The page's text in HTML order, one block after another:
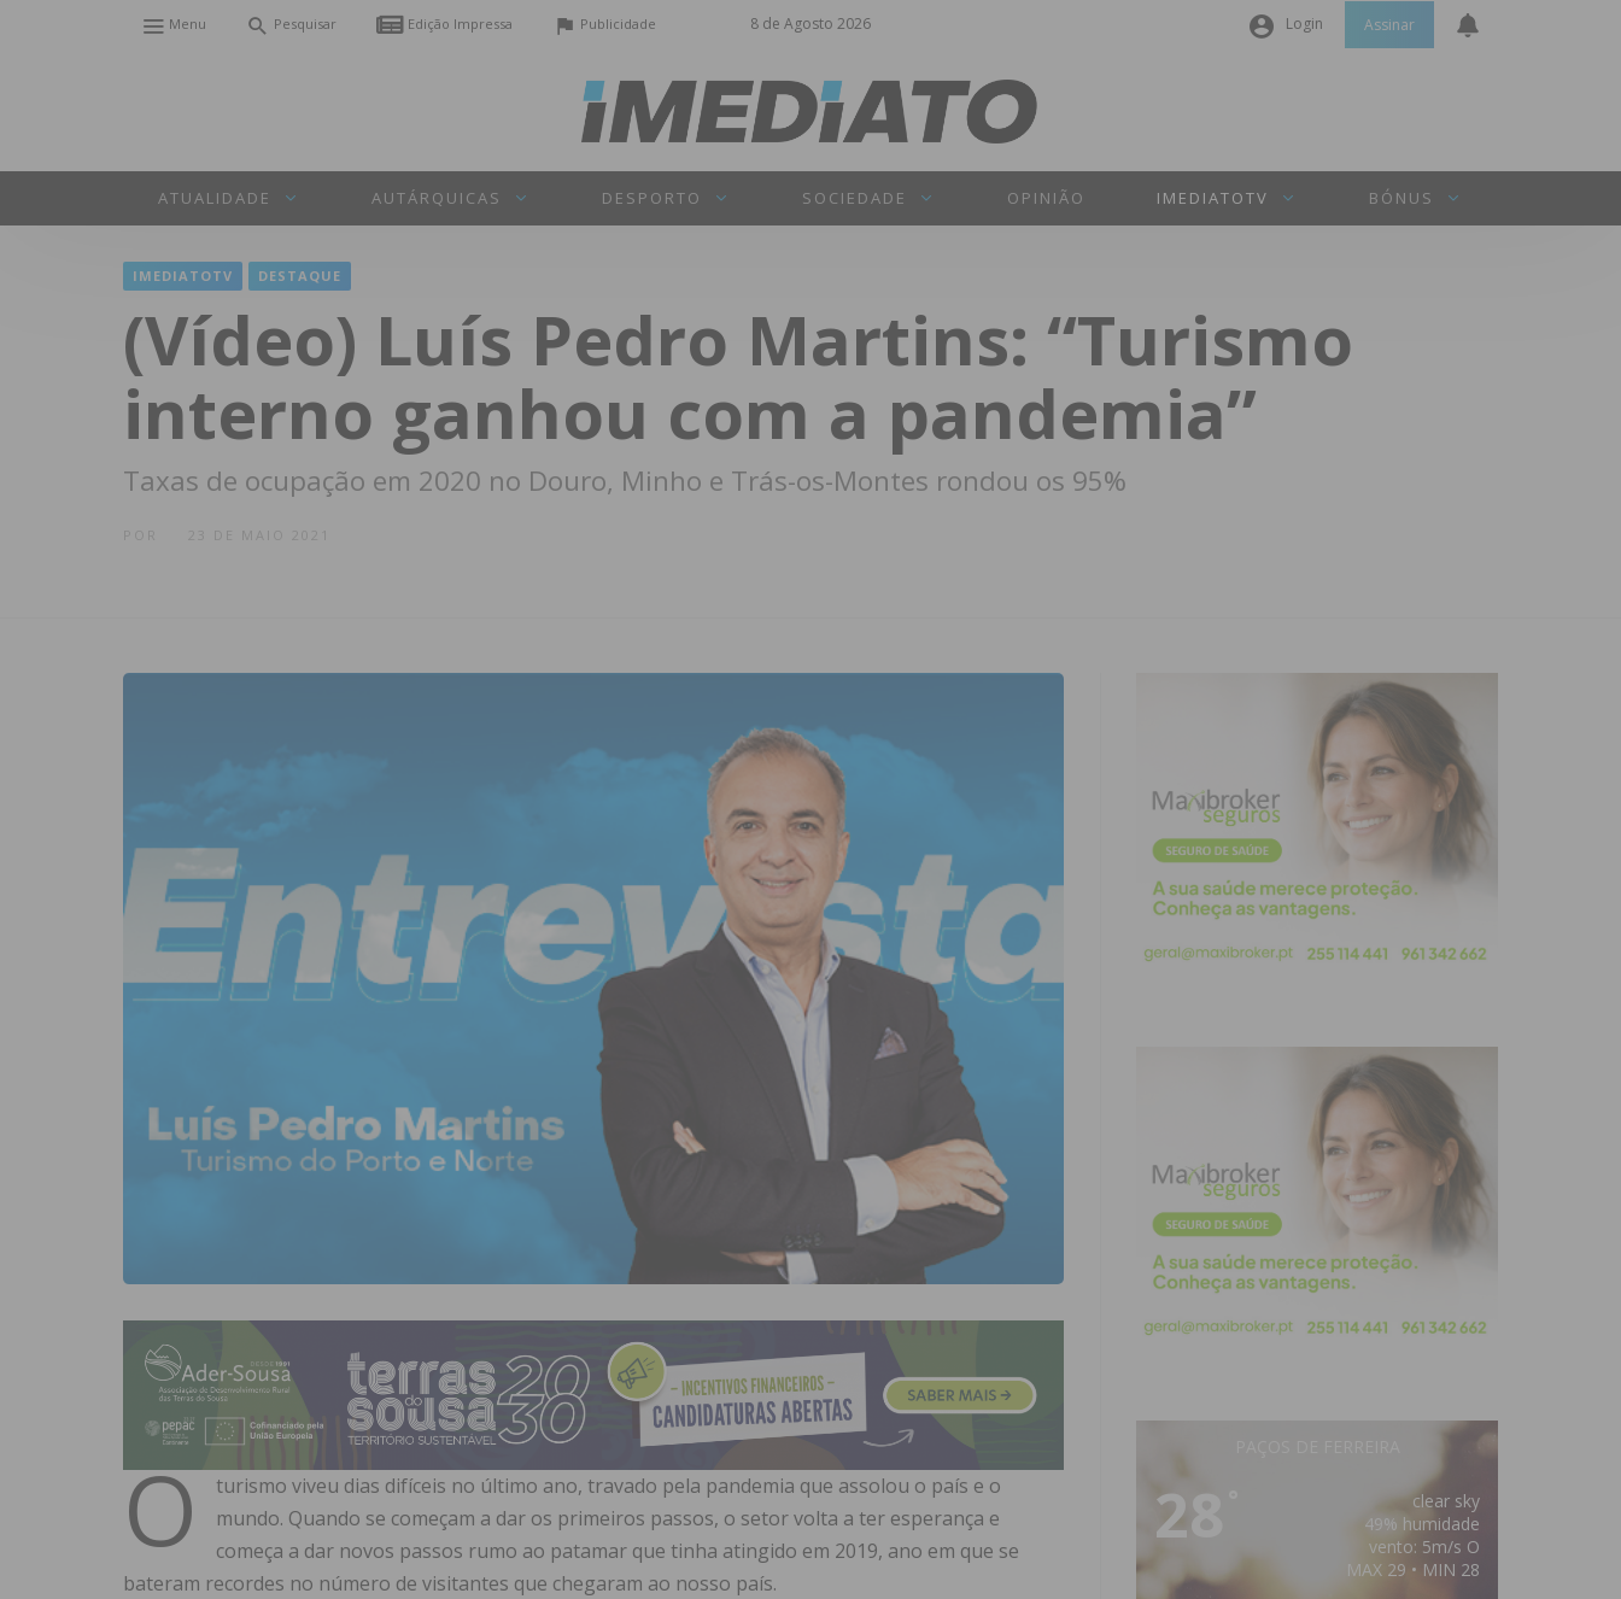
8 de Agosto 2026
Menu Pesquisar Edição Impressa Publicidade Login
Senha
INICIAR SESSÃO
Perdeu a sua senha?
Assinar
ATUALIDADE AUTÁRQUICAS DESPORTO SOCIEDADE OPINIÃO IMEDIATOTV BÓNUS
IMEDIATOTV DESTAQUE
(Vídeo) Luís Pedro Martins: “Turismo
interno ganhou com a pandemia”
Taxas de ocupação em 2020 no Douro, Minho e Trás-os-Montes rondou os 95%
23 DE MAIO 2021
O
turismo viveu dias difíceis no último ano, travado pela pandemia que assolou o país e o
mundo. Quando se começam a dar os primeiros passos, o setor volta a ter esperança e
começa a dar novos passos rumo ao patamar que tinha atingido em 2019, ano em que se
bateram recordes no número de visitantes que chegaram ao nosso país.
28
clear sky
49% humidade
vento: 5m/s O
MAX 29 • MIN 28